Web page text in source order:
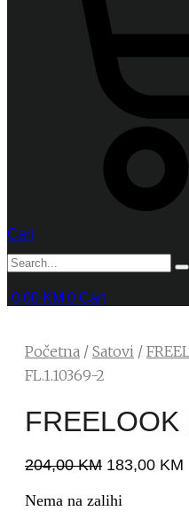
Cart
0,00 KM 0 Cart
Početna / Satovi /
FL.1.10369-2
204,00KM 183,00 KM
Nema na zalihi